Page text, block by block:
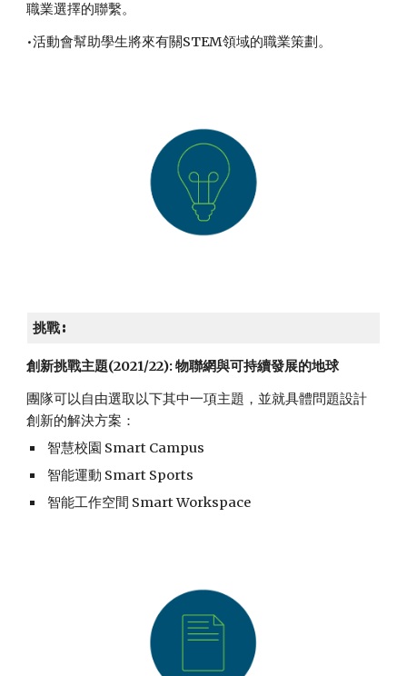
職業選擇的聯繫。
•活動會幫助學生將來有關STEM領域的職業策劃。
挑戰:
創新挑戰主題(2021/22): 物聯網與可持續發展的地球
團隊可以自由選取以下其中一項主題，並就具體問題設計
創新的解決方案：
智慧校園 Smart Campus
智能運動 Smart Sports
智能工作空間 Smart Workspace